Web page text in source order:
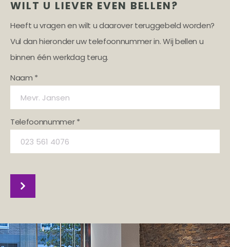
WILT U LIEVER EVEN BELLEN?
Heeft u vragen en wilt u daarover teruggebeld worden?
Vul dan hieronder uw telefoonnummer in. Wij bellen u
binnen één werkdag terug.
Naam *
Telefoonnummer *